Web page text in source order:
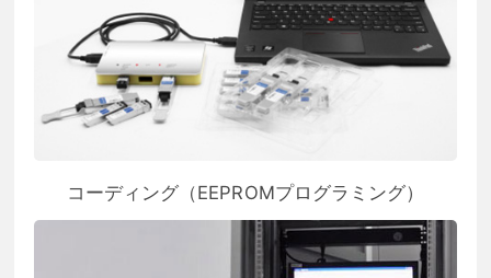
コーディング（EEPROMプログラミング）